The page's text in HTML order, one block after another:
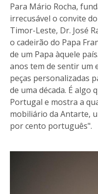
Para Mário Rocha,
irrecusável o convite
Timor-Leste, Dr. José
o cadeirão do Papa
de um Papa àquele
anos tem de sentir um
peças personalizadas
de uma década. É algo
Portugal e mostra a
mobiliário da Antarte,
por cento português".